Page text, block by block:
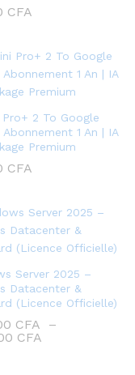
CFA
Pro+ 2 To Google
Abonnement 1 An | IA
Premium
CFA
Server 2025 –
Datacenter &
(Licence Officielle)
CFA
–
CFA